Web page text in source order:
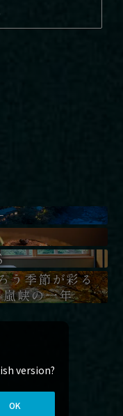
version?
OK
う季節が彩る
嵐峡の一年